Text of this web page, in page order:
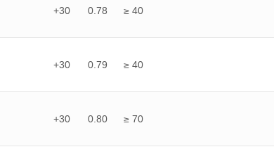
+30 0.78 ≥ 40
+30 0.79 ≥ 40
+30 0.80 ≥ 70